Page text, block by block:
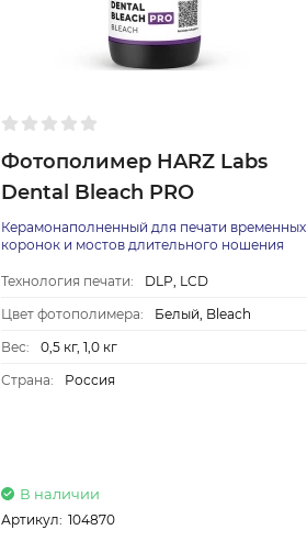
Фотополимер HARZ Labs
Dental Bleach PRO
Керамонаполненный для печати временных
коронок и мостов длительного ношения
Технология печати:
DLP, LCD
Цвет фотополимера:
Белый, Bleach
Вес:
0,5 кг, 1,0 кг
Страна:
Россия
В наличии
Артикул: 104870